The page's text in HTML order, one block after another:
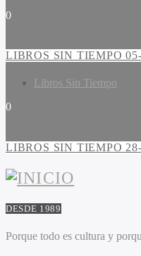
0
LIBROS SIN TIEMPO
Libros Sin Tiempo
0
LIBROS SIN TIEMPO
DESDE 1989
Porque todo es cultura y